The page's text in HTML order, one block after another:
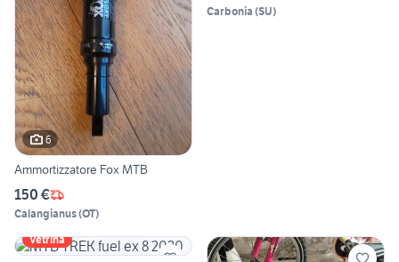
6
Ammortizzatore Fox MTB
150 €
Calangianus(OT)
Carbonia (SU)
Vetrina